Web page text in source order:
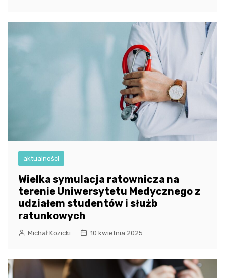
aktualności
Wielka symulacja ratownicza na
terenie Uniwersytetu Medycznego z
udziałem studentów i służb
ratunkowych
Michał Kozicki 10 kwietnia 2025